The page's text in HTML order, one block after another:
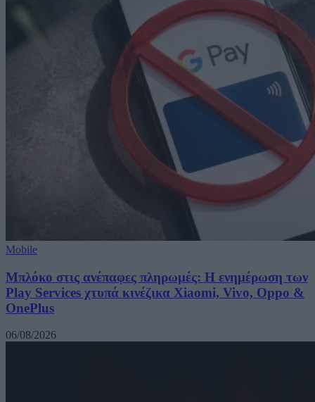
Mobile
Μπλόκο στις ανέπαφες πληρωμές: Η ενημέρωση των
Play Services χτυπά κινέζικα Xiaomi, Vivo, Oppo &
OnePlus
06/08/2026